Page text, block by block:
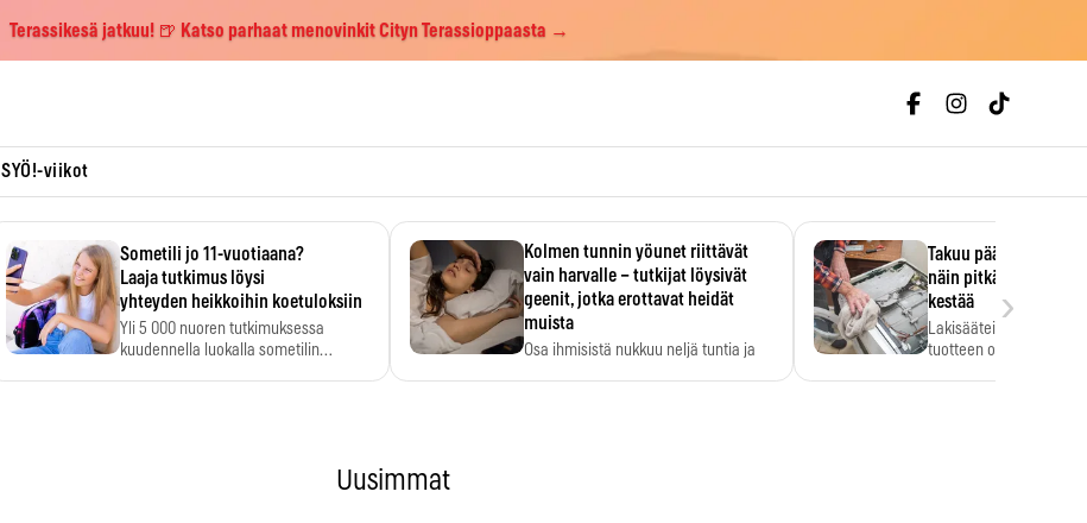
Terassikesä jatkuu! 🍺 Katso parhaat menovinkit Cityn Terassioppaasta →
SYÖ!-viikot
Sometili jo 11-vuotiaana?
Laaja tutkimus löysi
yhteyden heikkoihin koetuloksiin
Yli 5 000 nuoren tutkimuksessa
kuudennella luokalla sometilin…
Kolmen tunnin yöunet riittävät
vain harvalle – tutkijat löysivät
geenit, jotka erottavat heidät
muista
Osa ihmisistä nukkuu neljä tuntia ja
Takuu päättyi,
näin pitkään
kestää
Lakisääteinen
tuotteen oletetun
›
Uusimmat